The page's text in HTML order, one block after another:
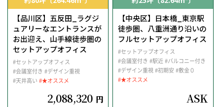
【品川区】五反田_ラグジ
ュアリーなエントランスが
お出迎え、山手線徒歩圏の
セットアップオフィス
#セットアップオフィス
#会議室付き #デザイン重視
#天井高い #★オススメ
2,088,320 円
【中央区】日本橋_東京駅
徒歩圏、八重洲通り沿いの
フルセットアップオフィス
#セットアップオフィス
#会議室付き #駅近 #バルコニー付き
#デザイン重視#初期安 #敷金０
#★オススメ
ASK